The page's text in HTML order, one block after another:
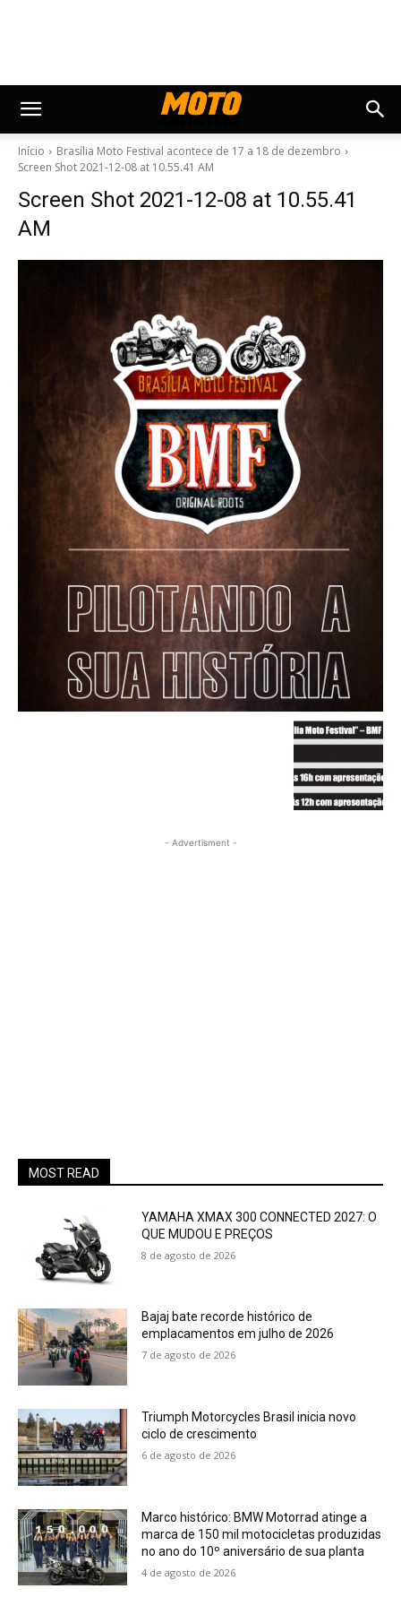
Início
Brasília Moto Festival acontece de 17 a 18 de dezembro
Screen Shot 2021-12-08 at 10.55.41 AM
Screen Shot 2021-12-08 at 10.55.41
AM
- Advertisment -
MOST READ
YAMAHA XMAX 300 CONNECTED 2027: O
QUE MUDOU E PREÇOS
8 de agosto de 2026
Bajaj bate recorde histórico de
emplacamentos em julho de 2026
7 de agosto de 2026
Triumph Motorcycles Brasil inicia novo
ciclo de crescimento
6 de agosto de 2026
Marco histórico: BMW Motorrad atinge a
marca de 150 mil motocicletas produzidas
no ano do 10º aniversário de sua planta
4 de agosto de 2026